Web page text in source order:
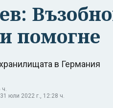
помогне
в Германия
ч.
юли 2022 г., 12:28 ч.